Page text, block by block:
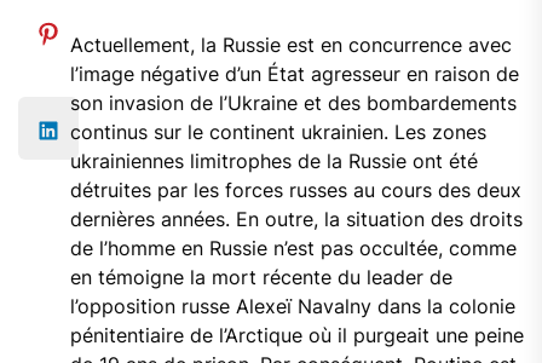
Actuellement, la Russie est en concurrence avec
l’image négative d’un État agresseur en raison de
son invasion de l’Ukraine et des bombardements
continus sur le continent ukrainien. Les zones
ukrainiennes limitrophes de la Russie ont été
détruites par les forces russes au cours des deux
dernières années. En outre, la situation des droits
de l’homme en Russie n’est pas occultée, comme
en témoigne la mort récente du leader de
l’opposition russe Alexeï Navalny dans la colonie
pénitentiaire de l’Arctique où il purgeait une peine